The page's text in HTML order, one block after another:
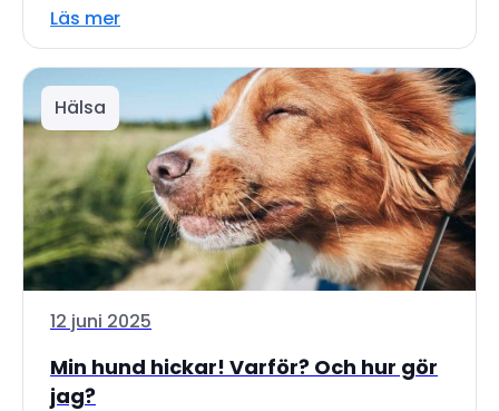
Läs mer
Hälsa
12 juni 2025
Min hund hickar! Varför? Och hur gör
jag?